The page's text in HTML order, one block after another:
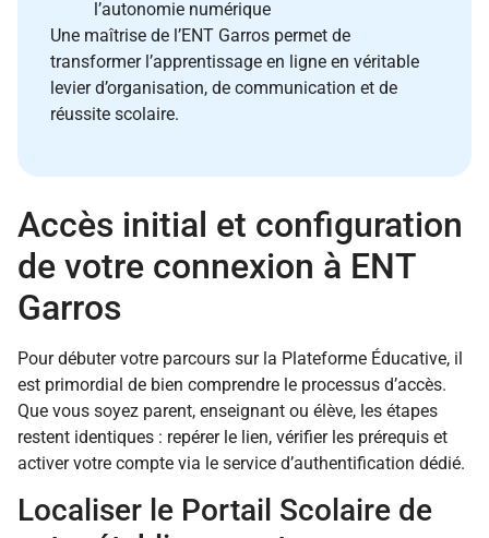
l’autonomie numérique
Une maîtrise de l’ENT Garros permet de
transformer l’apprentissage en ligne en véritable
levier d’organisation, de communication et de
réussite scolaire.
Accès initial et configuration
de votre connexion à ENT
Garros
Pour débuter votre parcours sur la Plateforme Éducative, il
est primordial de bien comprendre le processus d’accès.
Que vous soyez parent, enseignant ou élève, les étapes
restent identiques : repérer le lien, vérifier les prérequis et
activer votre compte via le service d’authentification dédié.
Localiser le Portail Scolaire de